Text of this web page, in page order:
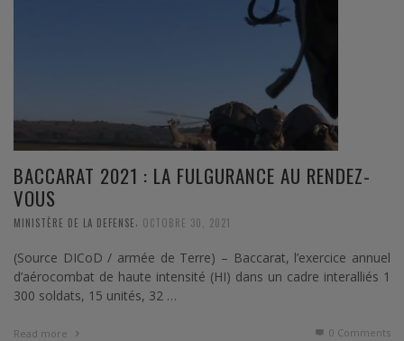
BACCARAT 2021 : LA FULGURANCE AU RENDEZ-
VOUS
MINISTÈRE DE LA DEFENSE OCTOBRE 30, 2021
(Source DICoD / armée de Terre) – Baccarat, l’exercice annuel
d’aérocombat de haute intensité (HI) dans un cadre interalliés 1
300 soldats, 15 unités, 32 …
Read more 0 Comments